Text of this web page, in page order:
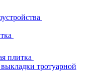
плитка
тротуарной